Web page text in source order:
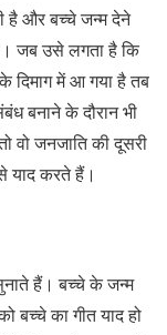
है और बच्चे जन्म देने
जब उसे लगता है कि
दिमाग में आ गया है तब
बनाने के दौरान भी
वो जनजाति की दूसरी
याद करते हैं।
हैं। बच्चे के जन्म
बच्चे का गीत याद हो